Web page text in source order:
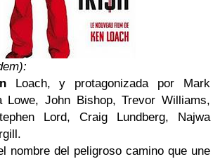
Loach, y protagonizada por Mark
Lowe, John Bishop, Trevor Williams,
Lord, Craig Lundberg, Najwa
nombre del peligroso camino que une